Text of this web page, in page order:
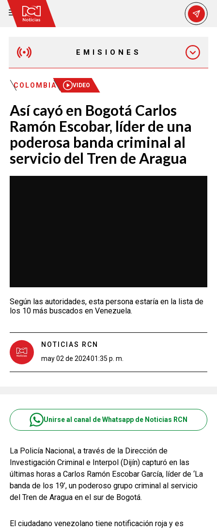
EMISIONES
EMISIÓN 12:30 PM
EMISIÓN 7:00 PM
COLOMBIA VIDEO
Así cayó en Bogotá Carlos
Ramón Escobar, líder de una
poderosa banda criminal al
servicio del Tren de Aragua
Según las autoridades, esta persona estaría en la lista de
los 10 más buscados en Venezuela.
NOTICIAS RCN
may 02 de 202401:35 p. m.
Unirse al canal de Whatsapp de Noticias RCN
La Policía Nacional, a través de la Dirección de
Investigación Criminal e Interpol (Dijín) capturó en las
últimas horas a Carlos Ramón Escobar García, líder de ‘La
banda de los 19’, un poderoso grupo criminal al servicio
del Tren de Aragua en el sur de Bogotá.
El ciudadano venezolano tiene notificación roja y es